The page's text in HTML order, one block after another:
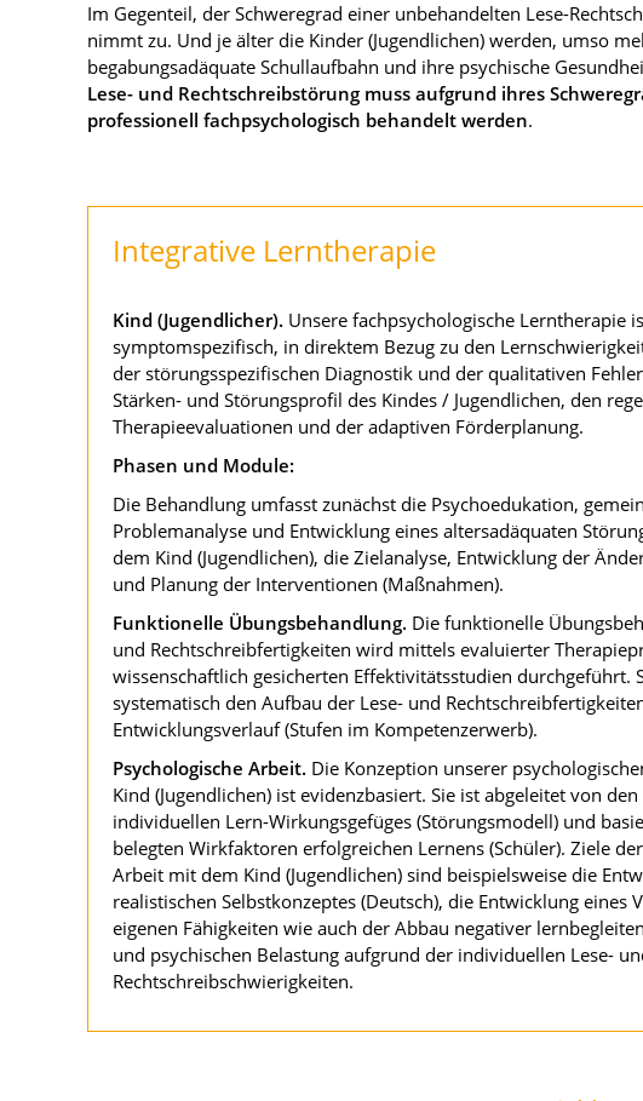
Im Gegenteil, der Schweregrad einer unbehandelten Lese-
nimmt zu. Und je älter die Kinder (Jugendlichen) werden, umso
begabungsadäquate Schullaufbahn und ihre psychische
Lese- und Rechtschreibstörung muss aufgrund ihres
professionell fachpsychologisch behandelt werden.
Integrative Lerntherapie
Kind (Jugendlicher). Unsere fachpsychologische Lerntherapie
symptomspezifisch, in direktem Bezug zu den
der störungsspezifischen Diagnostik und der qualitativen
Stärken- und Störungsprofil des Kindes / Jugendlichen, den
Therapieevaluationen und der adaptiven Förderplanung.
Phasen und Module:
Die Behandlung umfasst zunächst die Psychoedukation,
Problemanalyse und Entwicklung eines altersadäquaten
dem Kind (Jugendlichen), die Zielanalyse, Entwicklung der
und Planung der Interventionen (Maßnahmen).
Funktionelle Übungsbehandlung. Die funktionelle
und Rechtschreibfertigkeiten wird mittels evaluierter
wissenschaftlich gesicherten Effektivitätsstudien durchgeführt.
systematisch den Aufbau der Lese- und
Entwicklungsverlauf (Stufen im Kompetenzerwerb).
Psychologische Arbeit. Die Konzeption unserer
Kind (Jugendlichen) ist evidenzbasiert. Sie ist abgeleitet von
individuellen Lern-Wirkungsgefüges (Störungsmodell) und
belegten Wirkfaktoren erfolgreichen Lernens (Schüler). Ziele
Arbeit mit dem Kind (Jugendlichen) sind beispielsweise die
realistischen Selbstkonzeptes (Deutsch), die Entwicklung eines
eigenen Fähigkeiten wie auch der Abbau negativer
und psychischen Belastung aufgrund der individuellen Lese-
Rechtschreibschwierigkeiten.